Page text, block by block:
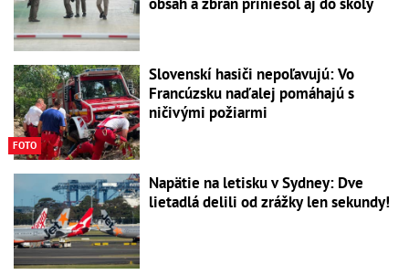
FOTO
Slovenskí hasiči nepoľavujú: Vo
Francúzsku naďalej pomáhajú s
ničivými požiarmi
Napätie na letisku v Sydney: Dve
lietadlá delili od zrážky len sekundy!